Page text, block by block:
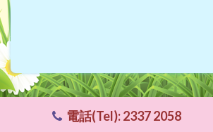
電話(Tel): 2337 2058